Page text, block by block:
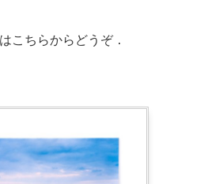
こちらからどうぞ．